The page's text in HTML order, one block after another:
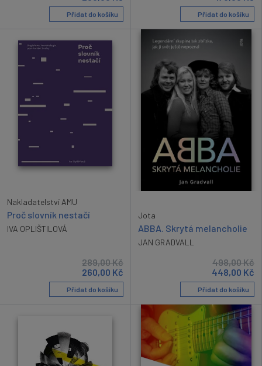
Přidat do košíku Přidat do košíku
Nakladatelství AMU
Proč slovník nestačí
IVA OPLIŠTILOVÁ
289,00Kč
260,00 Kč
Přidat do košíku
Jota
ABBA. Skrytá melancholie
JAN GRADVALL
498,00Kč
448,00 Kč
Přidat do košíku